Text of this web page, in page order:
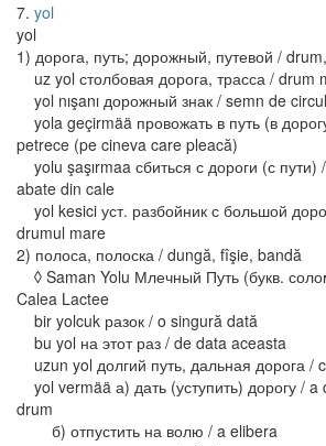
7 yol
yol
1) дорога, путь; дорожный, путевой /
uz yol столбовая дорога, трасса / drum
yol nışanı дорожный знак / semn de
yola geçirmää провожать в путь (в
petrece (pe cineva care pleacă)
yolu şaşırmaa сбиться с дороги (с
abate din cale
yol kesici уст. разбойник с большой
drumul mare
2) полоса, полоска / dungă, fîşie, bandă
◊ Saman Yolu Млечный Путь (букв.
Calea Lactee
bir yolcuk разок / o singură dată
bu yol на этот раз / de data aceasta
uzun yol долгий путь, дальная дорога /
yol vermää а) дать (уступить) дорогу /
drum
б) отпустить на волю / a elibera